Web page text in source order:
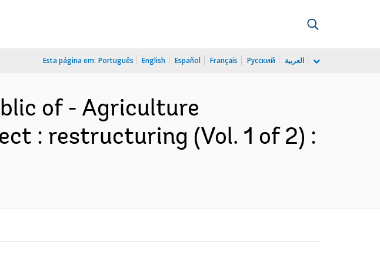
Esta página em: Português English Español Français Русский العربية
of - Agriculture
: restructuring (Vol. 1 of 2) :